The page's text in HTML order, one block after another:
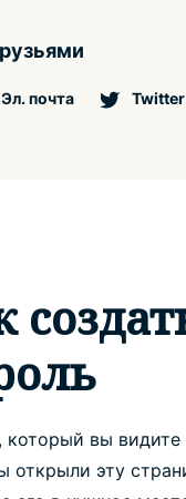
почта Twitter
который вы
открыли эту